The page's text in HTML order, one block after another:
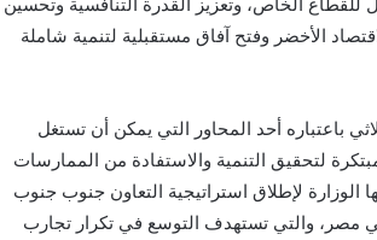
الأخضر وفتح آفاق مستقبلية لتنمية شاملة
باعتباره أحد المحاور التي يمكن أن تستغل
لتحقيق التنمية والاستفادة من الممارسات
الوزارة لإطلاق استراتيجية التعاون جنوب جنوب
في مصر، والتي تستهدف التوسع في تكرار تجارب